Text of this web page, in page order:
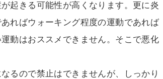
起きる可能性が高くなります。更に炎
ればウォーキング程度の運動であれば
動はおススメできません。そこで悪化
るので禁止はできませんが、しっかり